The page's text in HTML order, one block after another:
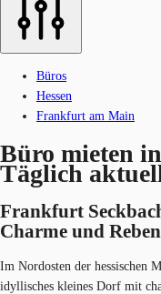
Büros
Hessen
Frankfurt am Main
Büro mieten
Täglich
Frankfurt
Charme und
Im Nordosten der hessischen
idyllisches kleines Dorf mit